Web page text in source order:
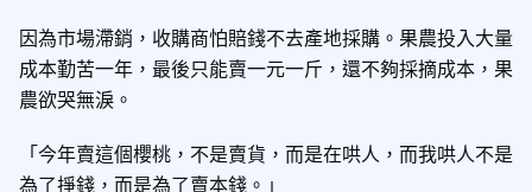
因為市場滯銷，收購商怕賠錢不去產地採購。果農投入大量
成本勤苦一年，最後只能賣一元一斤，還不夠採摘成本，果
農欲哭無淚。
「今年賣這個櫻桃，不是賣貨，而是在哄人，而我哄人不是
為了掙錢，而是為了賣本錢。」